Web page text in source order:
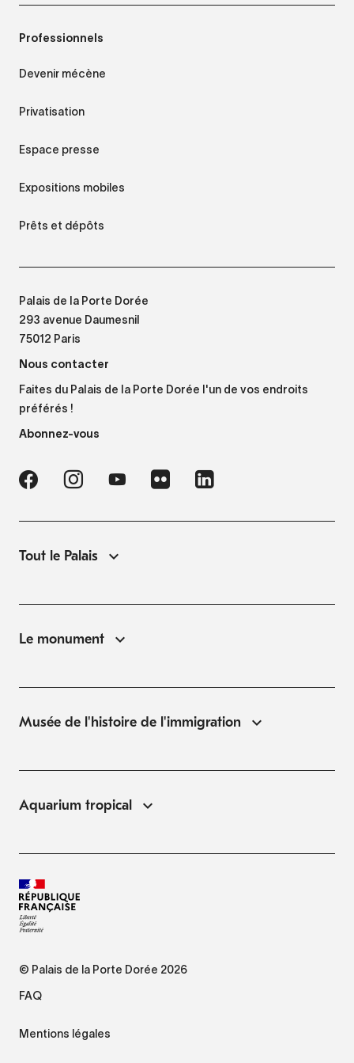
Professionnels
Devenir mécène
Privatisation
Espace presse
Expositions mobiles
Prêts et dépôts
Palais de la Porte Dorée
293 avenue Daumesnil
75012 Paris
Nous contacter
Faites du Palais de la Porte Dorée l'un de vos endroits
préférés !
Abonnez-vous
Tout le Palais
Le monument
Musée de l'histoire de l'immigration
Aquarium tropical
© Palais de la Porte Dorée 2026
FAQ
Mentions légales